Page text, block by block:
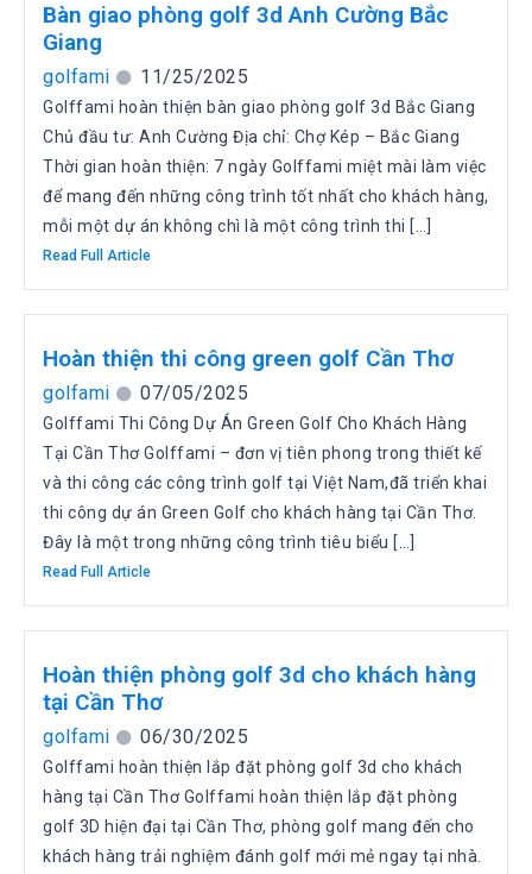
Bàn giao phòng golf 3d Anh Cường Bắc
Giang
golfami 11/25/2025
Golffami hoàn thiện bàn giao phòng golf 3d Bắc Giang
Chủ đầu tư: Anh Cường Địa chỉ: Chợ Kép – Bắc Giang
Thời gian hoàn thiện: 7 ngày Golffami miệt mài làm việc
để mang đến những công trình tốt nhất cho khách hàng,
mỗi một dự án không chì là một công trình thi […]
Read Full Article
Hoàn thiện thi công green golf Cần Thơ
golfami 07/05/2025
Golffami Thi Công Dự Án Green Golf Cho Khách Hàng
Tại Cần Thơ Golffami – đơn vị tiên phong trong thiết kế
và thi công các công trình golf tại Việt Nam,đã triển khai
thi công dự án Green Golf cho khách hàng tại Cần Thơ.
Đây là một trong những công trình tiêu biểu […]
Read Full Article
Hoàn thiện phòng golf 3d cho khách hàng
tại Cần Thơ
golfami 06/30/2025
Golffami hoàn thiện lắp đặt phòng golf 3d cho khách
hàng tại Cần Thơ Golffami hoàn thiện lắp đặt phòng
golf 3D hiện đại tại Cần Thơ, phòng golf mang đến cho
khách hàng trải nghiệm đánh golf mới mẻ ngay tại nhà.